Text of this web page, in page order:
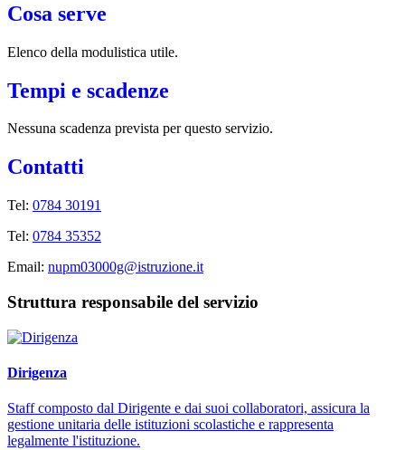
Cosa serve
Elenco della modulistica utile.
Tempi e scadenze
Nessuna scadenza prevista per questo servizio.
Contatti
Tel: 0784 30191
Tel: 0784 35352
Email: nupm03000g@istruzione.it
Struttura responsabile del servizio
Dirigenza
Staff composto dal Dirigente e dai suoi collaboratori, assicura la
gestione unitaria delle istituzioni scolastiche e rappresenta
legalmente l'istituzione.